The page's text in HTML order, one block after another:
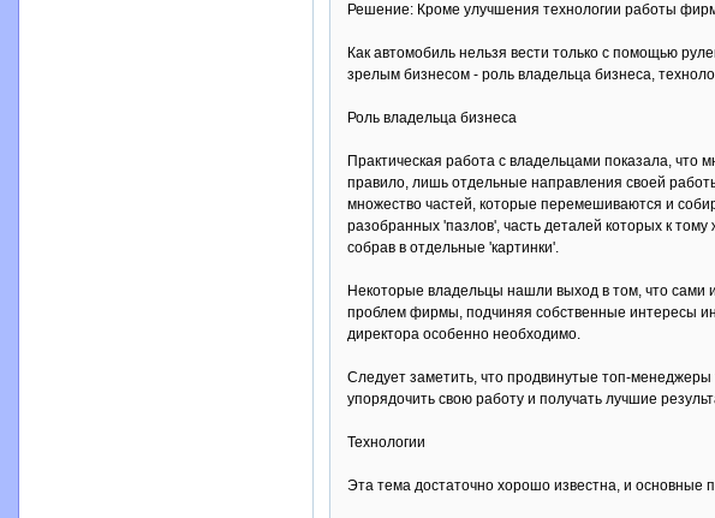
Решение: Кроме улучшения технологии работы
Как автомобиль нельзя вести только с помощью
зрелым бизнесом - роль владельца бизнеса,
Роль владельца бизнеса
Практическая работа с владельцами показала, что
правило, лишь отдельные направления своей
множество частей, которые перемешиваются и
разобранных 'пазлов', часть деталей которых к
собрав в отдельные 'картинки'.
Некоторые владельцы нашли выход в том, что
проблем фирмы, подчиняя собственные интересы
директора особенно необходимо.
Следует заметить, что продвинутые топ-
упорядочить свою работу и получать лучшие
Технологии
Эта тема достаточно хорошо известна, и основные